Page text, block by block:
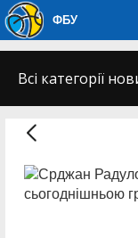
ФБУ
Всі категорії